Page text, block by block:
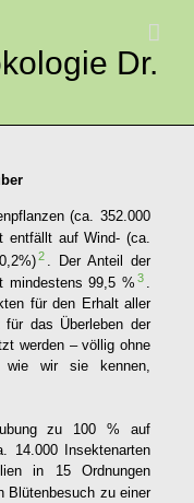
Dr.
(ca. 352.000
entfällt auf Wind- (ca.
2
. Der Anteil der
mindestens 99,5 % 3 .
für den Erhalt aller
das Überleben der
werden – völlig ohne
wie wir sie kennen,
zu 100 % auf
14.000 Insektenarten
in 15 Ordnungen
Blütenbesuch zu einer